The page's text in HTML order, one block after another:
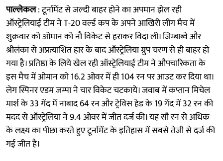
पाल्लेकल: टूर्नामेंट से जल्दी बाहर होने का अपमान झेल रही
ऑस्ट्रेलियाई टीम ने T-20 वर्ल्ड कप के अपने आखिरी लीग मैच में
शुक्रवार को ओमान को नौ विकेट से हराकर विदा ली। जिम्बाब्वे और
श्रीलंका से अप्रत्याशित हार के बाद ऑस्ट्रेलिया ग्रुप चरण से ही बाहर हो
गया है। प्रतिष्ठा के लिये खेल रही ऑस्ट्रेलियाई टीम ने औपचारिकता के
इस मैच में ओमान को 16.2 ओवर में ही 104 रन पर आउट कर दिया था।
लेग स्पिनर एडम जम्पा ने चार विकेट चटकाये। जवाब में कप्तान मिचेल
मार्श के 33 गेंद में नाबाद 64 रन और ट्रेविस हेड के 19 गेंद में 32 रन की
मदद से ऑस्ट्रेलिया ने 9.4 ओवर में जीत दर्ज की। यह सौ रन से अधिक
के लक्ष्य का पीछा करते हुए टूर्नामेंट के इतिहास में सबसे तेजी से दर्ज की
गई जीत है।